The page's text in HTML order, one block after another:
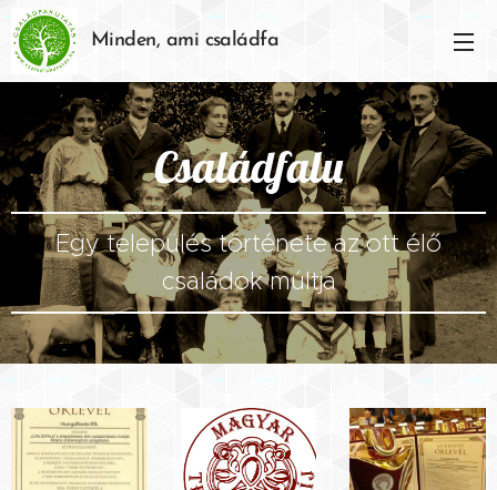
Minden, ami családfa
Családfalu
Egy település története az ott élő
családok múltja